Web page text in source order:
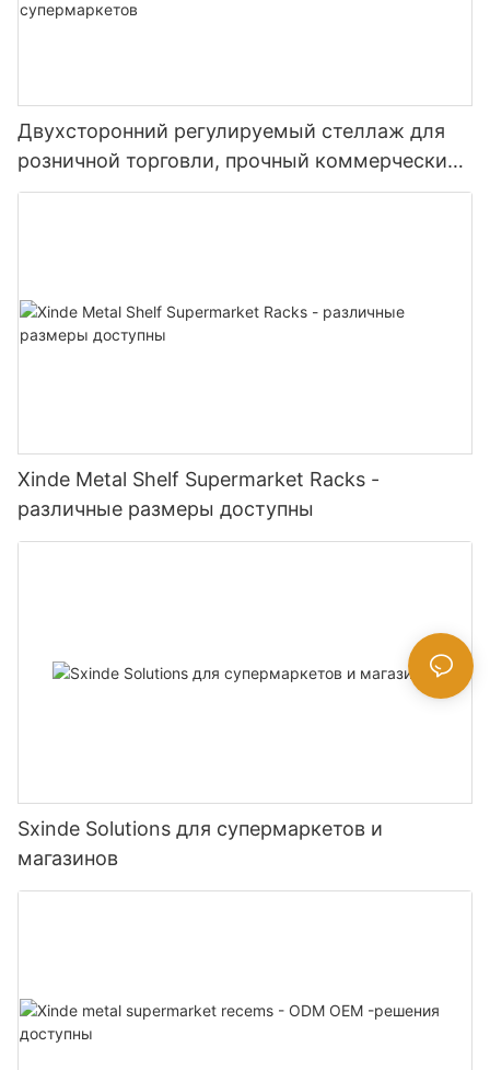
Двухсторонний регулируемый стеллаж для
розничной торговли, прочный коммерческий
стеллаж для магазинов шаговой доступности,
Xinde Metal Shelf Supermarket Racks -
различные размеры доступны
Sxinde Solutions для супермаркетов и
магазинов